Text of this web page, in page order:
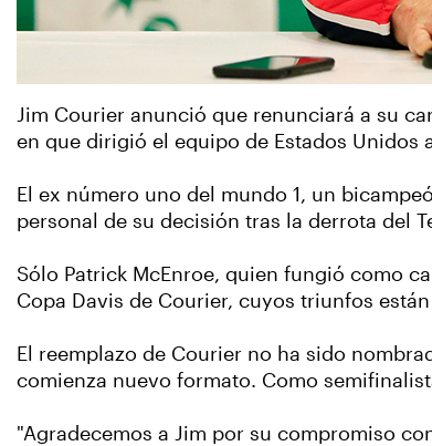
Jim Courier anunció que renunciará a su
en que dirigió el equipo de Estados Unidos
El ex número uno del mundo 1, un
personal de su decisión tras la derrota del
Sólo Patrick McEnroe, quien fungió como
Copa Davis de Courier, cuyos triunfos
El reemplazo de Courier no ha sido
comienza nuevo formato. Como
"Agradecemos a Jim por su compromiso